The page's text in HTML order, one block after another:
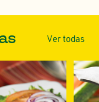
Ver todas